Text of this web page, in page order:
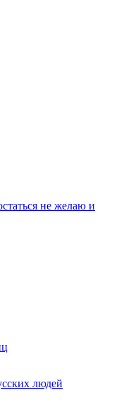
не желаю и